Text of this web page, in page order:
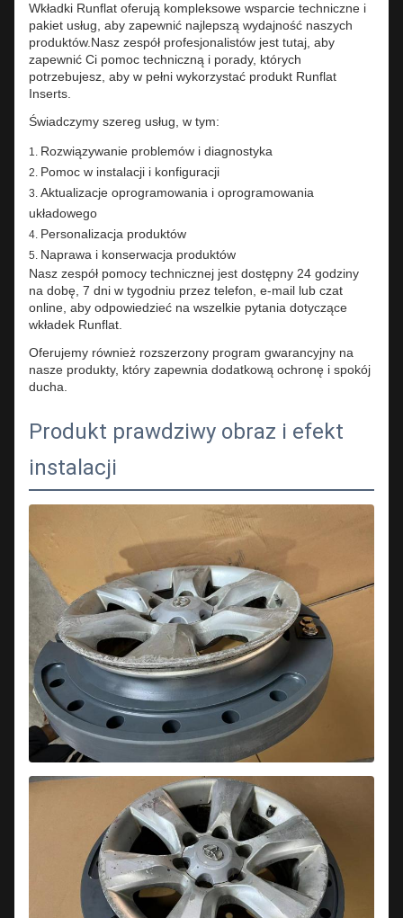
Wkładki Runflat oferują kompleksowe wsparcie techniczne i
pakiet usług, aby zapewnić najlepszą wydajność naszych
produktów.Nasz zespół profesjonalistów jest tutaj, aby
zapewnić Ci pomoc techniczną i porady, których
potrzebujesz, aby w pełni wykorzystać produkt Runflat
Inserts.
Świadczymy szereg usług, w tym:
Rozwiązywanie problemów i diagnostyka
Pomoc w instalacji i konfiguracji
Aktualizacje oprogramowania i oprogramowania
układowego
Personalizacja produktów
Naprawa i konserwacja produktów
Nasz zespół pomocy technicznej jest dostępny 24 godziny
na dobę, 7 dni w tygodniu przez telefon, e-mail lub czat
online, aby odpowiedzieć na wszelkie pytania dotyczące
wkładek Runflat.
Oferujemy również rozszerzony program gwarancyjny na
nasze produkty, który zapewnia dodatkową ochronę i spokój
ducha.
Produkt prawdziwy obraz i efekt
instalacji